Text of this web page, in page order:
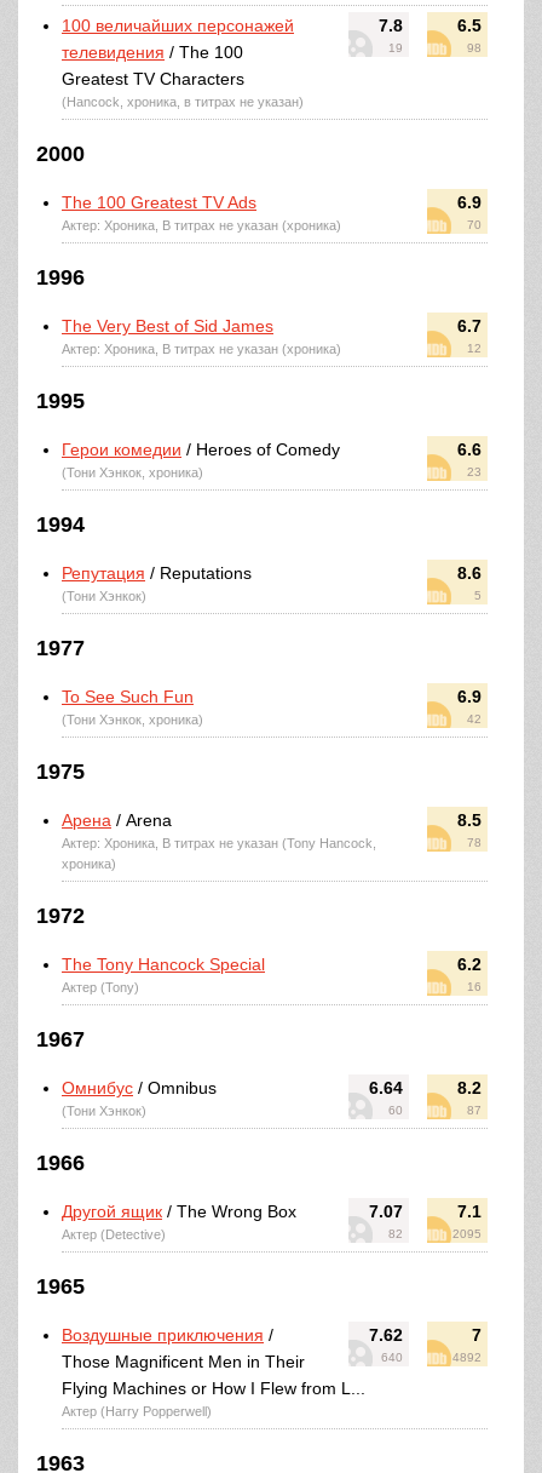
7.8
19
6.5
98
100 величайших персонажей
телевидения / The 100
Greatest TV Characters
(Hancock, хроника, в титрах не указан)
2000
6.9
70
The 100 Greatest TV Ads
Актер: Хроника, В титрах не указан (хроника)
1996
6.7
12
The Very Best of Sid James
Актер: Хроника, В титрах не указан (хроника)
1995
6.6
23
Герои комедии / Heroes of Comedy
(Тони Хэнкок, хроника)
1994
8.6
5
Репутация / Reputations
(Тони Хэнкок)
1977
6.9
42
To See Such Fun
(Тони Хэнкок, хроника)
1975
8.5
78
Арена / Arena
Актер: Хроника, В титрах не указан (Tony Hancock,
хроника)
1972
6.2
16
The Tony Hancock Special
Актер (Tony)
1967
6.64
60
8.2
87
Омнибус / Omnibus
(Тони Хэнкок)
1966
7.07
82
7.1
2095
Другой ящик / The Wrong Box
Актер (Detective)
1965
7.62
640
7
4892
Воздушные приключения /
Those Magnificent Men in Their
Flying Machines or How I Flew from L...
Актер (Harry Popperwell)
1963